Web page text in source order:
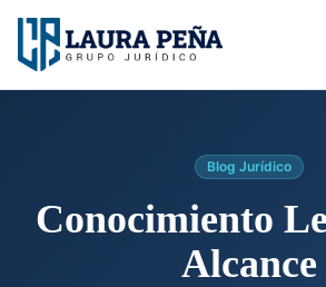
Blog Jurídico
Conocimiento
Alcance